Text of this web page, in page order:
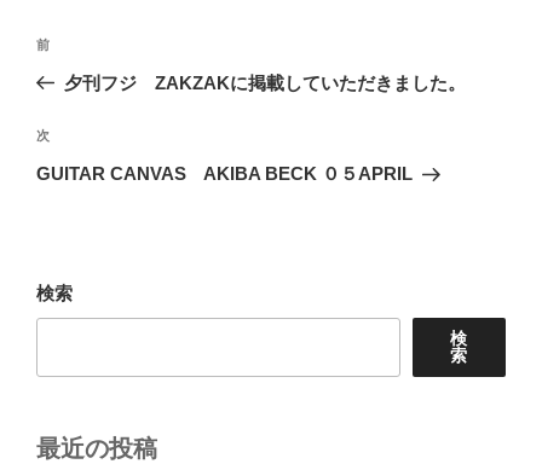
投
ビ
ゲ
ン
前
の
稿
前
夕刊フジ ZAKZAKに掲載していただきました。
次
の
次
GUITAR CANVAS AKIBA BECK ０５APRIL
検索
検
索
最近の投稿